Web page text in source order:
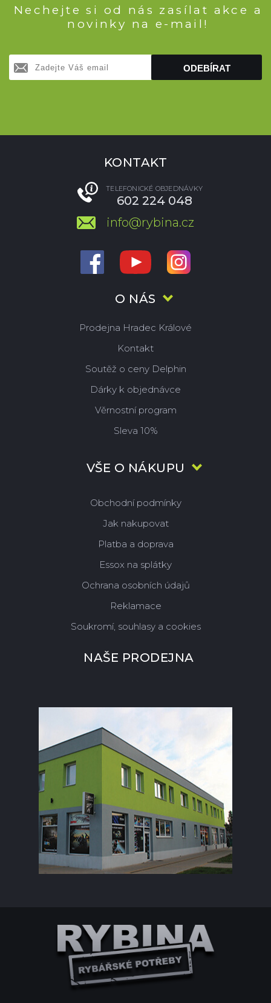
Nechejte si od nás zasílat akce a
novinky na e-mail!
ODEBÍRAT
O NÁS
Prodejna Hradec Králové
Kontakt
Soutěž o ceny Delphin
Dárky k objednávce
Věrnostní program
Sleva 10%
VŠE O NÁKUPU
Obchodní podmínky
Jak nakupovat
Platba a doprava
Essox na splátky
Ochrana osobních údajů
Reklamace
Soukromí, souhlasy a cookies
KONTAKT
TELEFONICKÉ OBJEDNÁVKY
602 224 048
info@rybina.cz
NAŠE PRODEJNA